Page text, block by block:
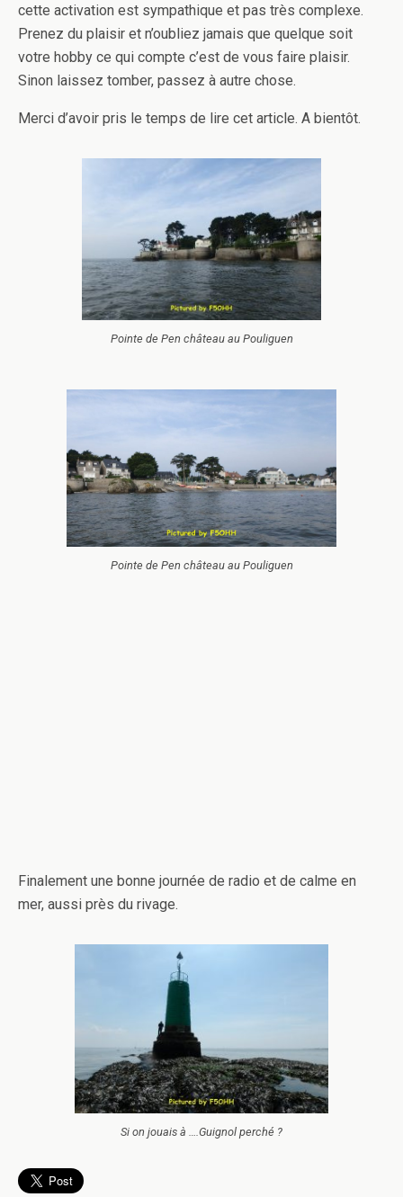
cette activation est sympathique et pas très complexe.
Prenez du plaisir et n’oubliez jamais que quelque soit
votre hobby ce qui compte c’est de vous faire plaisir.
Sinon laissez tomber, passez à autre chose.
Merci d’avoir pris le temps de lire cet article. A bientôt.
Pointe de Pen château au Pouliguen
Pointe de Pen château au Pouliguen
Finalement une bonne journée de radio et de calme en
mer, aussi près du rivage.
Si on jouais à ….Guignol perché ?